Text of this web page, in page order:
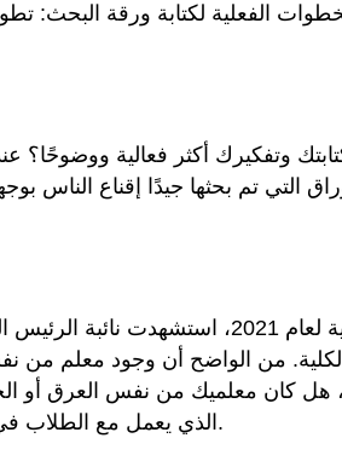
الفعلية لكتابة ورقة البحث:
وتفكيرك أكثر فعالية ووضوحًا؟
التي تم بحثها جيدًا إقناع الناس
في المناظرات الرئاسية
من الواضح أن وجود معلم من
كان معلميك من نفس العرق أو
الذي يعمل مع الطلاب في الشكل 3.1.1). سنلقي نظرة عن كثب على هذا السؤال في هذا الفصل، بينما تتابع رحلة بحث أحد الطلاب.